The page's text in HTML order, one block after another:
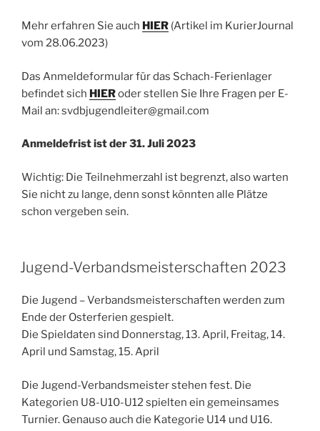
Mehr erfahren Sie auch HIER (Artikel im KurierJournal
vom 28.06.2023)
Das Anmeldeformular für das Schach-Ferienlager
befindet sich HIERoder stellen Sie Ihre Fragen per E-
Mail an: svdbjugendleiter@gmail.com
Anmeldefrist ist der 31. Juli 2023
Wichtig: Die Teilnehmerzahl ist begrenzt, also warten
Sie nicht zu lange, denn sonst könnten alle Plätze
schon vergeben sein.
Jugend-Verbandsmeisterschaften 2023
Die Jugend – Verbandsmeisterschaften werden zum
Ende der Osterferien gespielt.
Die Spieldaten sind Donnerstag, 13. April, Freitag, 14.
April und Samstag, 15. April
Die Jugend-Verbandsmeister stehen fest. Die
Kategorien U8-U10-U12 spielten ein gemeinsames
Turnier. Genauso auch die Kategorie U14 und U16.